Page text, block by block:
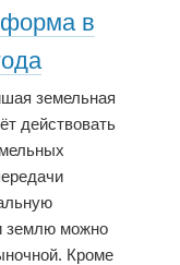
в
земельная
действовать
землю можно
Кроме